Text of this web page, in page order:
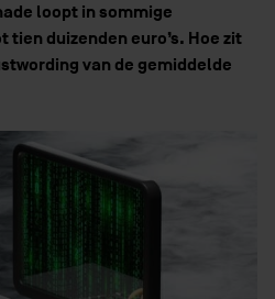
loopt in sommige
duizenden euro’s. Hoe zit
van de gemiddelde